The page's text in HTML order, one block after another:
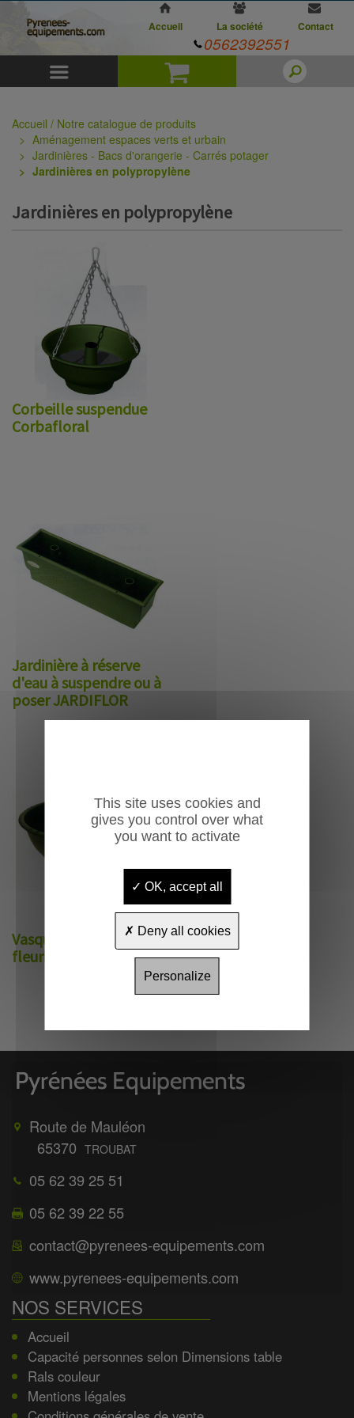
Panier
Accueil La société Contact
0562392551
Accueil / Notre catalogue de produits
Aménagement espaces verts et urbain
Jardinières - Bacs d'orangerie - Carrés potager
Jardinières en polypropylène
Jardinières en polypropylène
Corbeille suspendue
Corbafloral
Jardinière à réserve
d'eau à suspendre ou à
poser JARDIFLOR
Vasque de
fleurissement Baquiflor
Route de Mauléon
65370 TROUBAT
05 62 39 25 51
05 62 39 22 55
contact@pyrenees-equipements.com
www.pyrenees-equipements.com
NOS SERVICES
Accueil
Capacité personnes selon Dimensions table
Rals couleur
Mentions légales
This site uses cookies and
gives you control over what
you want to activate
OK, accept all
Deny all cookies
Personalize